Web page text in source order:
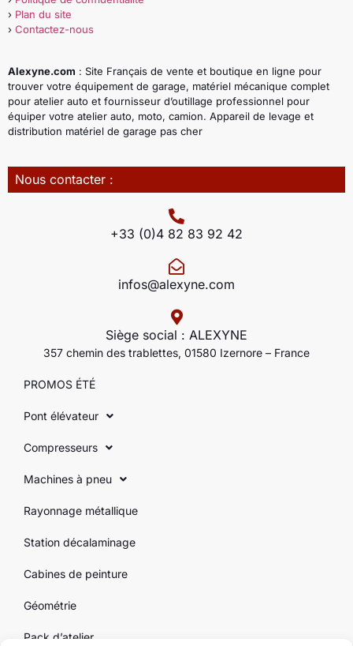
› Plan du site
› Contactez-nous
Alexyne.com : Site Français de vente et boutique en ligne pour
trouver votre équipement de garage, matériel mécanique complet
pour atelier auto et fournisseur d’outillage professionnel pour
équiper votre atelier auto, moto, camion. Appareil de levage et
distribution matériel de garage pas cher
Nous contacter :
+33 (0)4 82 83 92 42
infos@alexyne.com
Siège social : ALEXYNE
357 chemin des trablettes, 01580 Izernore – France
PROMOS ÉTÉ
Pont élévateur
Compresseurs
Machines à pneu
Rayonnage métallique
Station décalaminage
Cabines de peinture
Géométrie
Pack d’atelier